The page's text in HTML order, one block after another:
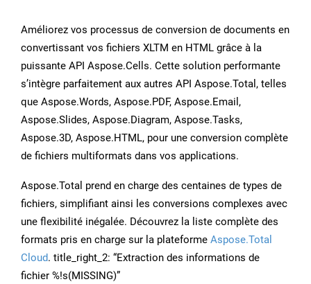
Améliorez vos processus de conversion de documents en
convertissant vos fichiers XLTM en HTML grâce à la
puissante API Aspose.Cells. Cette solution performante
s’intègre parfaitement aux autres API Aspose.Total, telles
que Aspose.Words, Aspose.PDF, Aspose.Email,
Aspose.Slides, Aspose.Diagram, Aspose.Tasks,
Aspose.3D, Aspose.HTML, pour une conversion complète
de fichiers multiformats dans vos applications.
Aspose.Total prend en charge des centaines de types de
fichiers, simplifiant ainsi les conversions complexes avec
une flexibilité inégalée. Découvrez la liste complète des
formats pris en charge sur la plateforme Aspose.Total
Cloud. title_right_2: “Extraction des informations de
fichier %!s(MISSING)”